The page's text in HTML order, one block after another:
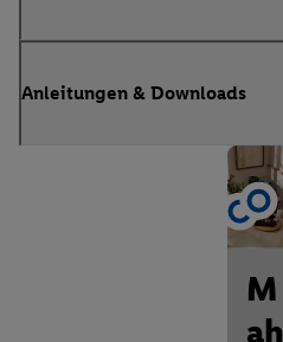
Anleitungen & Downloads
M
ah